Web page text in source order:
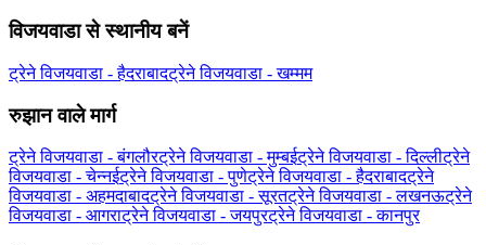
विजयवाडा से स्थानीय बनें
ट्रेने विजयवाडा - हैदराबादट्रेने विजयवाडा - खम्मम
रुझान वाले मार्ग
ट्रेने विजयवाडा - बंगलौरट्रेने विजयवाडा - मुम्बईट्रेने विजयवाडा - दिल्लीट्रेने
विजयवाडा - चेन्नईट्रेने विजयवाडा - पुणेट्रेने विजयवाडा - हैदराबादट्रेने
विजयवाडा - अहमदाबादट्रेने विजयवाडा - सूरतट्रेने विजयवाडा - लखनऊट्रेने
विजयवाडा - आगराट्रेने विजयवाडा - जयपुरट्रेने विजयवाडा - कानपुर